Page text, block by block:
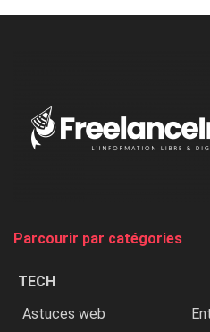
Parcourir par catégories
TECH
Astuces web